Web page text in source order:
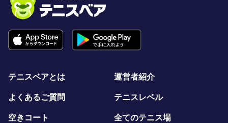
テニスベアとは 運営者紹介
よくあるご質問 テニスレベル
空きコート 全てのテニス場